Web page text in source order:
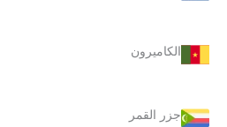
الكاميرون
جزر القمر